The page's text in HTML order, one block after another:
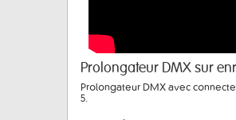
Prolongateur DMX sur
Prolongateur DMX avec
5.